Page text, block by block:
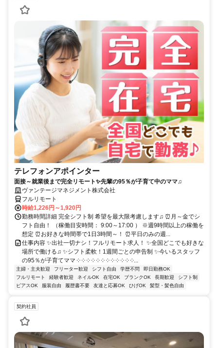
テレフォンアポインター
面接～就業後まで完全リモート✨先輩の95％が子育て中のママ♫
ヴァンテージマネジメント株式会社
フルリモート
時給1,226円～1,920円
勤務時間詳細 完全シフト制 希望を最大限考慮します♫ ⏰月～金でシ
フト自由！ （稼働目安時間： 9:00～17:00 ） ※週9時間以上の稼働を
想定 ⏰お好きな時間帯で1日3時間～！ ⏰平日のみの週...
仕事内容 ✨出社一切ナシ！フルリモート求人！ ✨全国どこでも好きな
場所で働ける♫ ✨シフト柔軟！1週間ごとの申告制 ✨今いるスタッフ
の95％が子育てママ ༶ ༶ ༶ ༶ ༶ ༶ ༶ ༶ ༶ ༶ ༶ ༶...
主婦・主夫歓迎 フリーター歓迎 シフト自由 学歴不問
即日勤務OK
フルリモート
経験者歓迎 ネイルOK 在宅OK ブランクOK 長期歓迎
シフト制
ピアスOK
服装自由 履歴書不要 友達と応募OK ひげOK 髪型・髪色自由
契約社員